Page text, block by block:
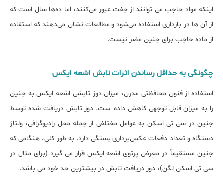
اینکه مواد حاجب می توانند از جفت عبور می‌کنند، اما ده‌ها سال است که
از آن ها در بارداری استفاده می‌شود و مطالعات نشان می‌دهند که استفاده
از ماده حاجب برای جنین مضر نیست.
چگونگی به حداقل رساندن اثرات تابش اشعه ایکس
استفاده از فنون محافظتی مدرن، میزان دوز تابشی اشعه ایکس به جنین
را به میزان قابل توجهی کاهش داده است. دوز تابش دریافت شده توسط
جنین در سی تی اسکن به عوامل مختلفی از جمله محل رادیوگرافی، ولتاژ
دستگاه و تعداد دفعات عکس‌برداری بستگی دارد. به طور کلی، هنگامی که
جنین مستقیماً در معرض پرتوی اشعه ایکس قرار می گیرد (برای مثال در
سی تی اسکن لگن)، دوز دریافت تابش در بیشترین حد خود می باشد.